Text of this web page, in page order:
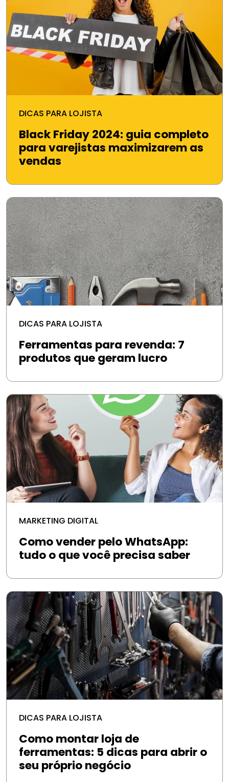
DICAS PARA LOJISTA
Black Friday 2024: guia completo
para varejistas maximizarem as
vendas
DICAS PARA LOJISTA
Ferramentas para revenda: 7
produtos que geram lucro
MARKETING DIGITAL
Como vender pelo WhatsApp:
tudo o que você precisa saber
DICAS PARA LOJISTA
Como montar loja de
ferramentas: 5 dicas para abrir o
seu próprio negócio